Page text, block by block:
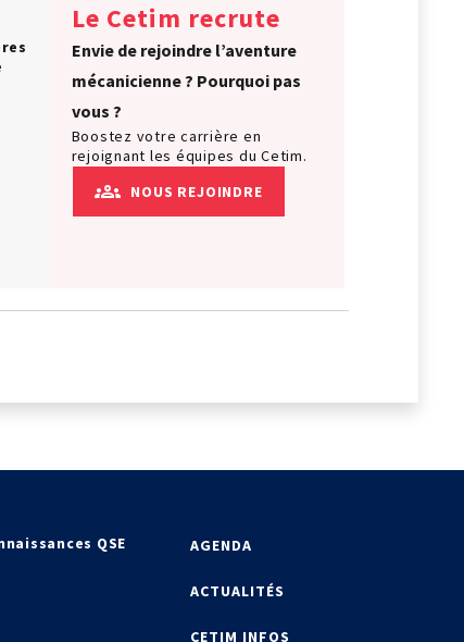
Le Cetim recrute
Envie de rejoindre l’aventure
mécanicienne ? Pourquoi pas
vous ?
Boostez votre carrière en
rejoignant les équipes du Cetim.
NOUS REJOINDRE
QSE
AGENDA
ACTUALITÉS
CETIM INFOS